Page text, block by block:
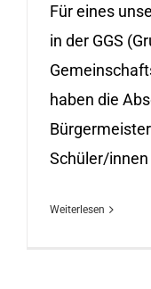
Für eines
in der GGS
haben die
Schüler/innen
Weiterlesen